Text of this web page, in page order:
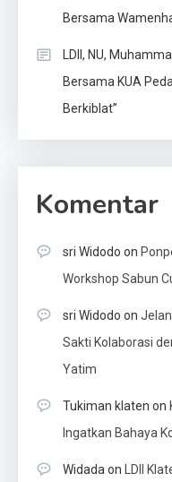
Bersama
LDII, NU,
Bersama KUA
Berkiblat”
Komentar
sri Widodo on
Workshop Sabun
sri Widodo on
Sakti Kolaborasi
Yatim
Tukiman klaten on
Ingatkan Bahaya
Widadaon LDII